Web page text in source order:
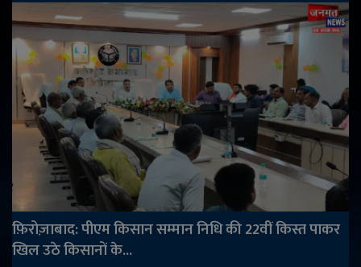
फ़िरोज़ाबाद: पीएम किसान सम्मान निधि की 22वीं किस्त पाकर
खिल उठे किसानों के...